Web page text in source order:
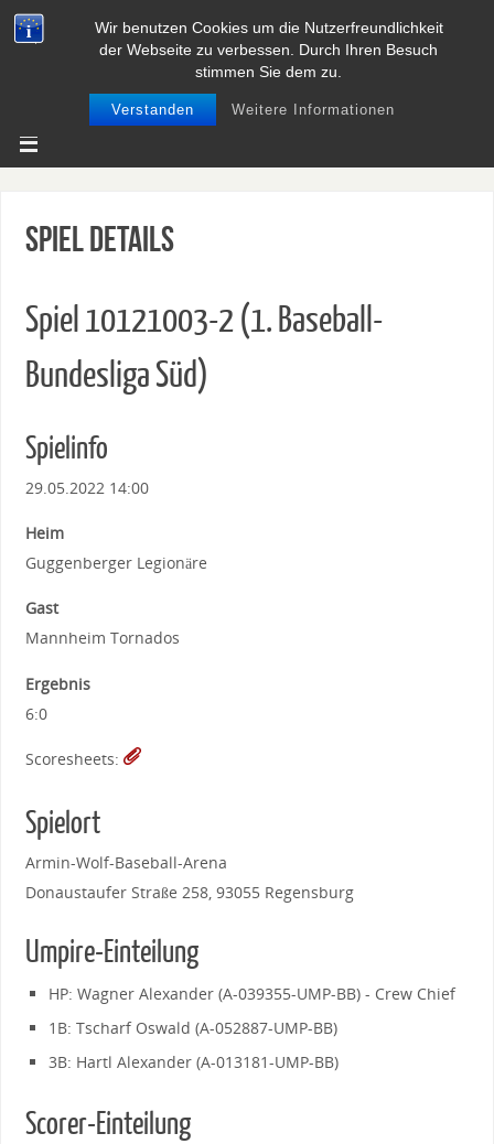
Wir benutzen Cookies um die Nutzerfreundlichkeit
der Webseite zu verbessen. Durch Ihren Besuch
stimmen Sie dem zu.
Verstanden Weitere Informationen
BASEBALL UND SOFTBALL IN
NIEDERSACHSEN
Spiel Details
Spiel 10121003-2 (1. Baseball-
Bundesliga Süd)
Spielinfo
29.05.2022 14:00
Heim
Guggenberger Legionäre
Gast
Mannheim Tornados
Ergebnis
6:0
Scoresheets:
Spielort
Armin-Wolf-Baseball-Arena
Donaustaufer Straße 258, 93055 Regensburg
Umpire-Einteilung
HP: Wagner Alexander (A-039355-UMP-BB) - Crew Chief
1B: Tscharf Oswald (A-052887-UMP-BB)
3B: Hartl Alexander (A-013181-UMP-BB)
Scorer-Einteilung